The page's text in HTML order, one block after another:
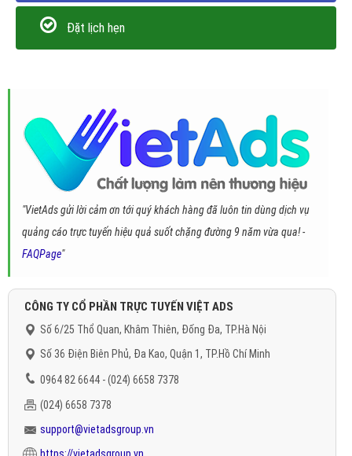
Đặt lịch hẹn
"VietAds gửi lời cảm ơn tới quý khách hàng đã luôn tin dùng dịch vụ
quảng cáo trực tuyến hiệu quả suốt chặng đường 9 năm vừa qua! -
FAQPage"
CÔNG TY CỔ PHẦN TRỰC TUYẾN VIỆT ADS
Số 6/25 Thổ Quan, Khâm Thiên, Đống Đa, TP.Hà Nội
Số 36 Điện Biên Phủ, Đa Kao, Quận 1, TP.Hồ Chí Minh
0964 82 6644 - (024) 6658 7378
(024) 6658 7378
support@vietadsgroup.vn